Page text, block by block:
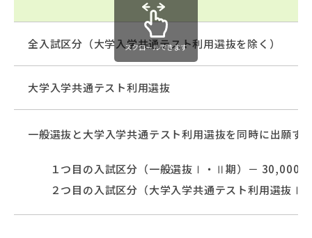
全入試区分（大学入学共通テスト利用選抜を除く）
大学入学共通テスト利用選抜
一般選抜と大学入学共通テスト利用選抜を同時に出願す
１つ目の入試区分（一般選抜Ⅰ・Ⅱ期）－ 30,000円
２つ目の入試区分（大学入学共通テスト利用選抜Ⅰ
スクロールできます